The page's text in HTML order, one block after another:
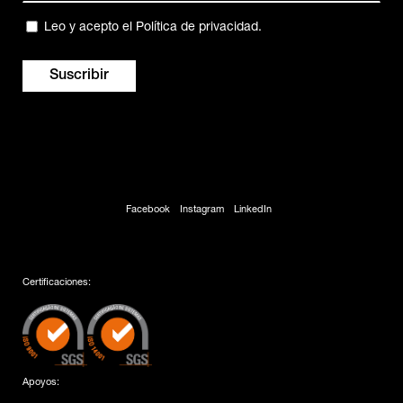
Privacidad
Leo y acepto el Política de privacidad.
Certificaciones:
Apoyos:
Facebook Instagram LinkedIn